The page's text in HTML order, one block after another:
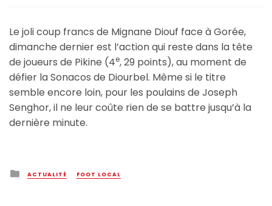
Le joli coup francs de Mignane Diouf face à Gorée,
dimanche dernier est l’action qui reste dans la tête
de joueurs de Pikine (4e, 29 points), au moment de
défier la Sonacos de Diourbel. Même si le titre
semble encore loin, pour les poulains de Joseph
Senghor, il ne leur coûte rien de se battre jusqu’à la
dernière minute.
Posted
in
ACTUALITÉ FOOT LOCAL